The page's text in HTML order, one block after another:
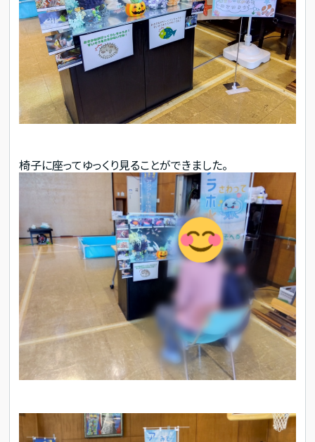
椅子に座ってゆっくり見ることができました。